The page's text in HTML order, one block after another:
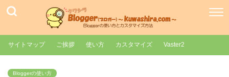
サイトマップ ご挨拶 使い方 カスタマイズ Vaster2
Bloggerの使い方